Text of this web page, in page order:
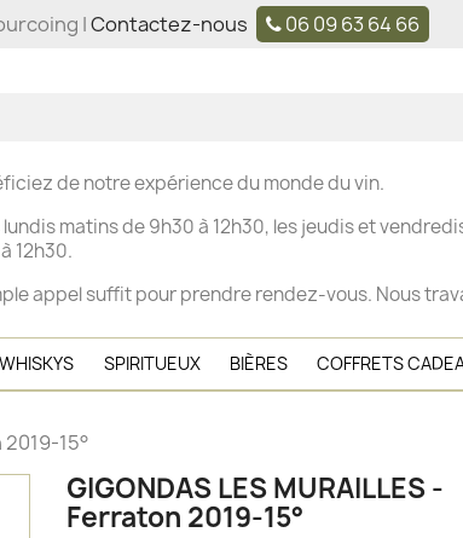
|Contactez-nous 06 09 63 64 66
de notre expérience du monde du vin.
lundis matins de 9h30 à 12h30, les jeudis et
12h30.
appel suffit pour prendre rendez-vous. Nous
WHISKYS SPIRITUEUX BIÈRES COFFRETS
2019-15°
GIGONDAS LES MURAILLES -
Ferraton 2019-15°